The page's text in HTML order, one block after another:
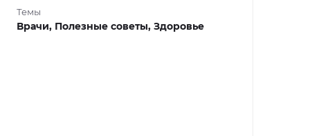
Темы
Врачи, Полезные советы, Здоровье